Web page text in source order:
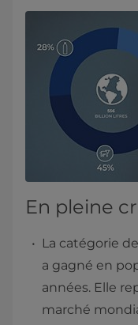
En pleine
La catégorie
a gagné en
années. Elle
marché